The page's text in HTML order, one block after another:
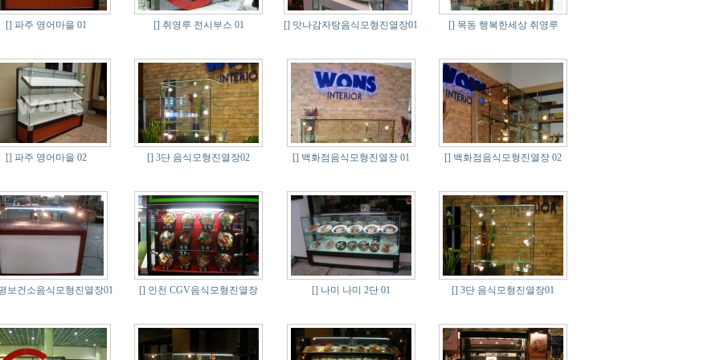
[] 파주 영어마을 01 [] 취영루 전시부스 01 [] 맛나감자탕음식모형진열장01 [] 목동 행복한세상 취영루
[] 파주 영어마을 02 [] 3단 음식모형진열장02 [] 백화점음식모형진열장 01 [] 백화점음식모형진열장 02
보건소음식모형진열장01 [] 인천 CGV음식모형진열장 [] 나미 나미 2단 01 [] 3단 음식모형진열장01